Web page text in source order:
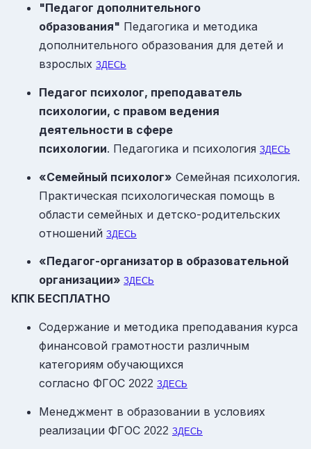
"Педагог дополнительного
образования" Педагогика и методика
дополнительного образования для детей и
взрослых ЗДЕСЬ
Педагог психолог, преподаватель
психологии, с правом ведения
деятельности в сфере
психологии. Педагогика и психология ЗДЕСЬ
«Семейный психолог» Семейная психология.
Практическая психологическая помощь в
области семейных и детско-родительских
отношений ЗДЕСЬ
«Педагог-организатор в образовательной
организации» ЗДЕСЬ
КПК БЕСПЛАТНО
Содержание и методика преподавания курса
финансовой грамотности различным
категориям обучающихся
согласно ФГОС 2022 ЗДЕСЬ
Менеджмент в образовании в условиях
реализации ФГОС 2022 ЗДЕСЬ